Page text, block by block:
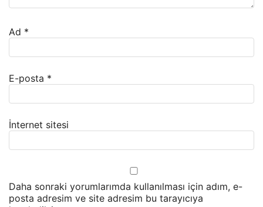
Ad *
E-posta *
İnternet sitesi
Daha sonraki yorumlarımda kullanılması için adım, e-
posta adresim ve site adresim bu tarayıcıya